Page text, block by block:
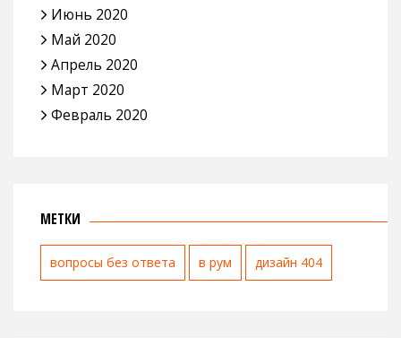
Июнь 2020
Май 2020
Апрель 2020
Март 2020
Февраль 2020
МЕТКИ
вопросы без ответа в рум дизайн 404